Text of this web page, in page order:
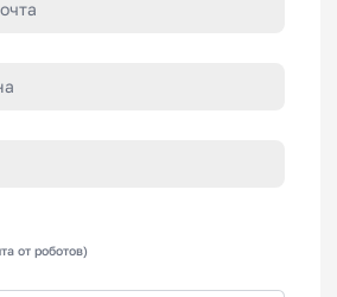
от роботов)